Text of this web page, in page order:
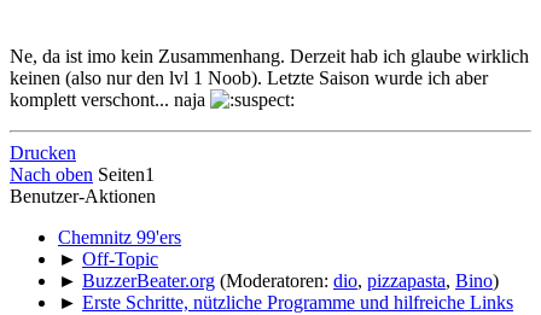
Ne, da ist imo kein Zusammenhang. Derzeit hab ich glaube wirklich
keinen (also nur den lvl 1 Noob). Letzte Saison wurde ich aber
komplett verschont... naja
Drucken
Nach oben Seiten1
Benutzer-Aktionen
Chemnitz 99'ers
► Off-Topic
► BuzzerBeater.org (Moderatoren: dio, pizzapasta, Bino)
► Erste Schritte, nützliche Programme und hilfreiche Links